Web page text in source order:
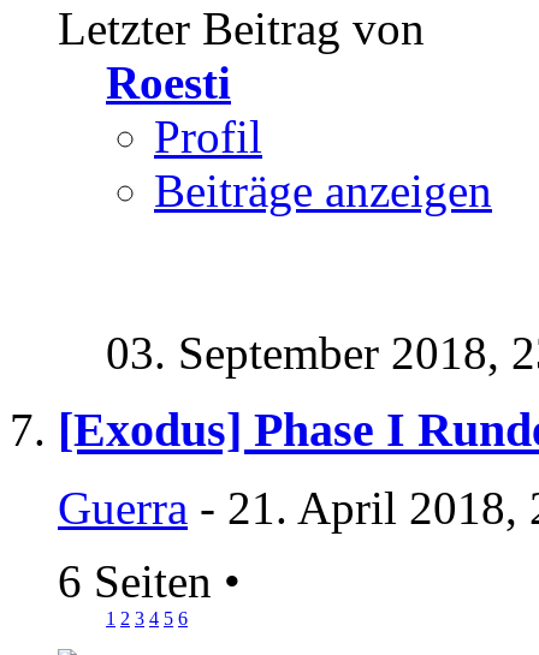
Letzter Beitrag von
Roesti
Profil
Beiträge anzeigen
03. September 2018,
[Exodus] Phase I
Guerra - 21. April 2018,
6 Seiten •
1 2 3 4 5 6